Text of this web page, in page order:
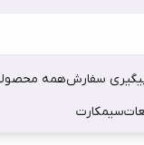
سفارشهمه
سیمکارت